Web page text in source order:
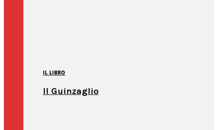
IL LIBRO
Il Guinzaglio